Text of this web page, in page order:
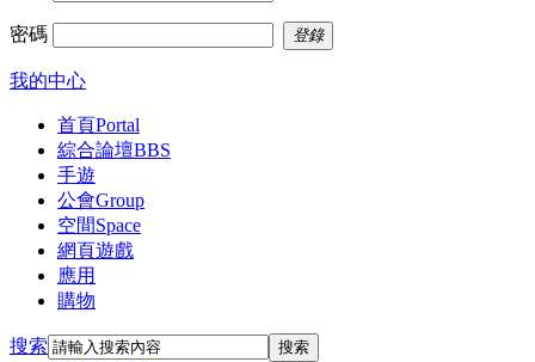
密碼 登錄
我的中心
首頁Portal
綜合論壇BBS
手遊
公會Group
空間Space
網頁遊戲
應用
購物
搜索 搜索